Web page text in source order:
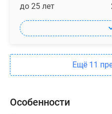
до 25 лет
Ещё 11
Особенности